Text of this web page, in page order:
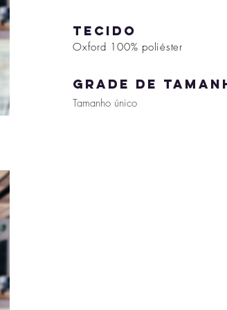
tecido
Oxford 100% poliéster
grade de
Tamanho único